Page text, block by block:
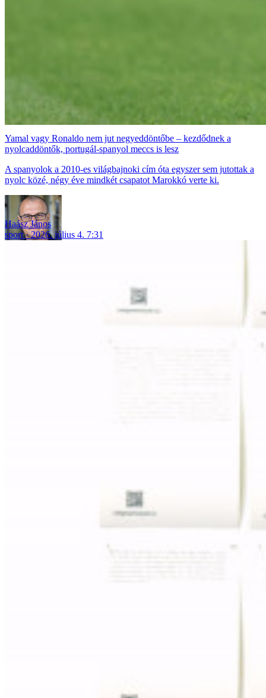
Yamal vagy Ronaldo nem jut negyeddöntőbe – kezdődnek a
nyolcaddöntők, portugál-spanyol meccs is lesz
A spanyolok a 2010-es világbajnoki cím óta egyszer sem jutottak a
nyolc közé, négy éve mindkét csapatot Marokkó verte ki.
Haász János
sport
2026. július 4. 7:31